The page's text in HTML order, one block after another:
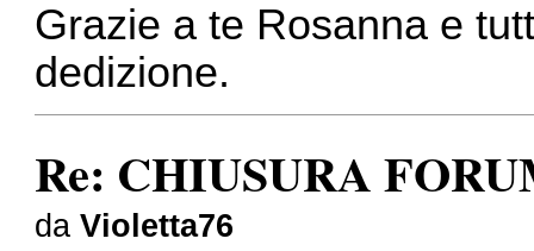
Grazie a te Rosanna e
dedizione.
Re: CHIUSURA
daVioletta76